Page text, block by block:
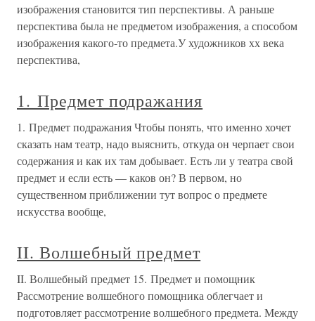
изображения становится тип перспективы. А раньше
перспектива была не предметом изображения, а способом
изображения какого-то предмета.У художников хх века
перспектива,
1. Предмет подражания
1. Предмет подражания Чтобы понять, что именно хочет
сказать нам театр, надо выяснить, откуда он черпает свои
содержания и как их там добывает. Есть ли у театра свой
предмет и если есть — каков он? В первом, но
существенном приближении тут вопрос о предмете
искусства вообще,
II. Волшебный предмет
II. Волшебный предмет 15. Предмет и помощник
Рассмотрение волшебного помощника облегчает и
подготовляет рассмотрение волшебного предмета. Между